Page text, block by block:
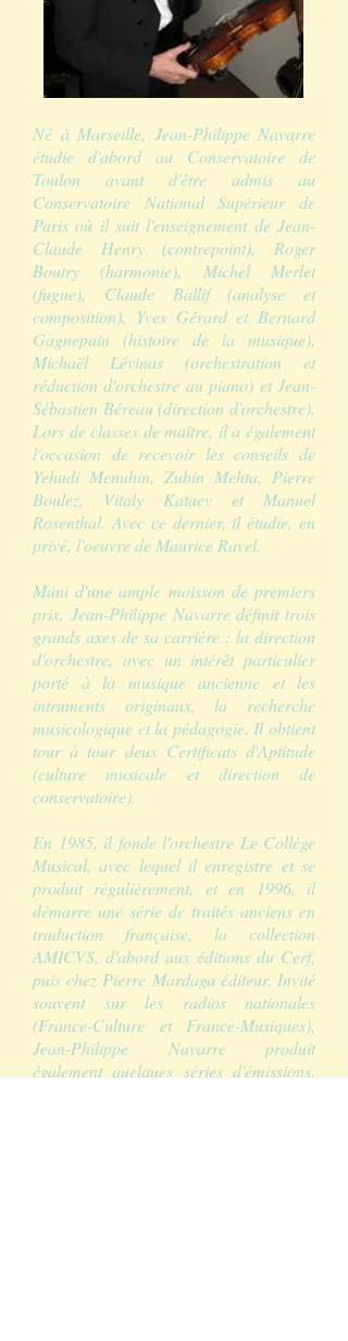
Né à Marseille, Jean-Philippe Navarre
étudie d'abord au Conservatoire de
Toulon avant d'être admis au
Conservatoire National Supérieur de
Paris où il suit l'enseignement de Jean-
Claude Henry (contrepoint), Roger
Boutry (harmonie), Michel Merlet
(fugue), Claude Ballif (analyse et
composition), Yves Gérard et Bernard
Gagnepain (histoire de la musique),
Michaël Lévinas (orchestration et
réduction d'orchestre au piano) et Jean-
Sébastien Béreau (direction d'orchestre).
Lors de classes de maître, il a également
l'occasion de recevoir les conseils de
Yehudi Menuhin, Zubin Mehta, Pierre
Boulez, Vitaly Kataev et Manuel
Rosenthal. Avec ce dernier, il étudie, en
privé, l'oeuvre de Maurice Ravel.
Muni d'une ample moisson de premiers
prix, Jean-Philippe Navarre définit trois
grands axes de sa carrière : la direction
d'orchestre, avec un intérêt particulier
porté à la musique ancienne et les
intruments originaux, la recherche
musicologique et la pédagogie. Il obtient
tour à tour deux Certificats d'Aptitude
(culture musicale et direction de
conservatoire).
En 1985, il fonde l'orchestre Le Collège
Musical, avec lequel il enregistre et se
produit régulièrement, et en 1996, il
démarre une série de traités anciens en
traduction française, la collection
AMICVS, d'abord aux éditions du Cerf,
puis chez Pierre Mardaga éditeur. Invité
souvent sur les radios nationales
(France-Culture et France-Musiques),
Jean-Philippe Navarre produit
également quelques séries d'émissions.